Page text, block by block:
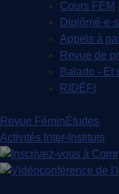
Cours FEM
Diplômé·e·s
Appels à
Revue de
Balado - Et
RIDÉFI
Revue FéminÉtudes
Activités Inter-Instituts